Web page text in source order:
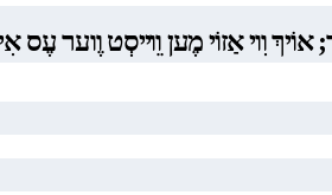
וִוי אַזוֹי מֶען וֵוייסְט וֶוער